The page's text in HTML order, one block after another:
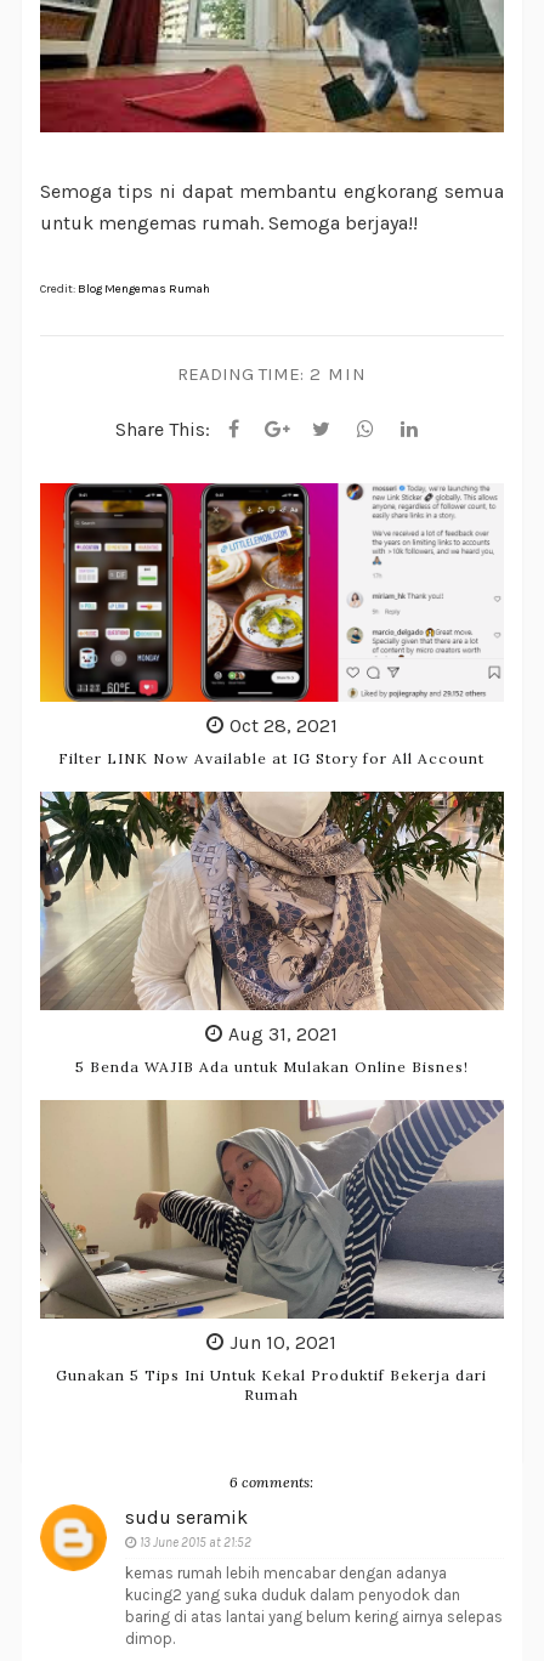
Semoga tips ni dapat membantu engkorang semua
untuk mengemas rumah. Semoga berjaya!!
Credit: Blog Mengemas Rumah
READING TIME: 2 MIN
Share This:
Oct 28, 2021
Filter LINK Now Available at IG Story for All Account
Aug 31, 2021
5 Benda WAJIB Ada untuk Mulakan Online Bisnes!
Jun 10, 2021
Gunakan 5 Tips Ini Untuk Kekal Produktif Bekerja dari
Rumah
6 comments:
sudu seramik
13 June 2015 at 21:52
kemas rumah lebih mencabar dengan adanya
kucing2 yang suka duduk dalam penyodok dan
baring di atas lantai yang belum kering airnya selepas
dimop.